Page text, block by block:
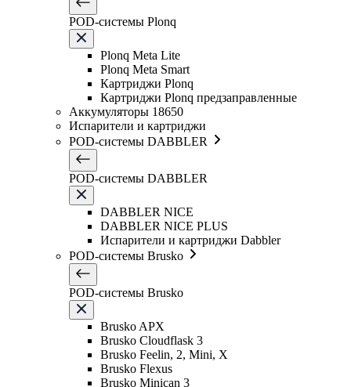
POD-системы Plonq
Plonq Meta Lite
Plonq Meta Smart
Картриджи Plonq
Картриджи Plonq предзаправленные
Аккумуляторы 18650
Испарители и картриджи
POD-системы DABBLER
POD-системы DABBLER
DABBLER NICE
DABBLER NICE PLUS
Испарители и картриджи Dabbler
POD-системы Brusko
POD-системы Brusko
Brusko APX
Brusko Cloudflask 3
Brusko Feelin, 2, Mini, X
Brusko Flexus
Brusko Minican 3